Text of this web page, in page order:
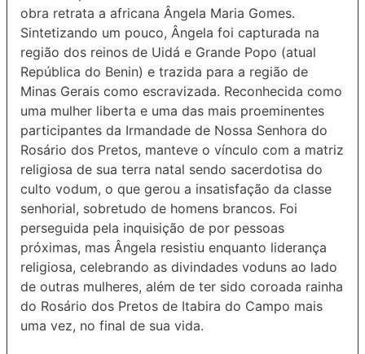
obra retrata a africana Ângela Maria Gomes.
Sintetizando um pouco, Ângela foi capturada na
região dos reinos de Uidá e Grande Popo (atual
República do Benin) e trazida para a região de
Minas Gerais como escravizada. Reconhecida como
uma mulher liberta e uma das mais proeminentes
participantes da Irmandade de Nossa Senhora do
Rosário dos Pretos, manteve o vínculo com a matriz
religiosa de sua terra natal sendo sacerdotisa do
culto vodum, o que gerou a insatisfação da classe
senhorial, sobretudo de homens brancos. Foi
perseguida pela inquisição de por pessoas
próximas, mas Ângela resistiu enquanto liderança
religiosa, celebrando as divindades voduns ao lado
de outras mulheres, além de ter sido coroada rainha
do Rosário dos Pretos de Itabira do Campo mais
uma vez, no final de sua vida.